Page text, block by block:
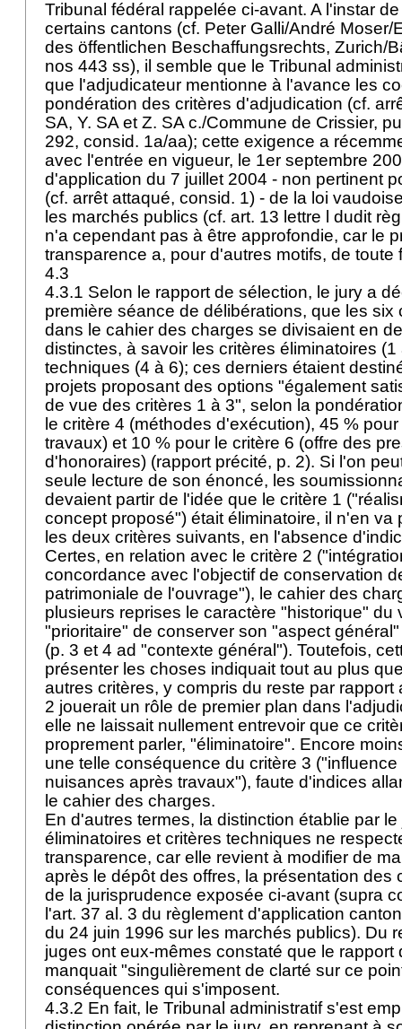
Tribunal fédéral rappelée ci-avant. A l'instar
certains cantons (cf. Peter Galli/André Moser/
des öffentlichen Beschaffungsrechts, Zurich/
nos 443 ss), il semble que le Tribunal
que l'adjudicateur mentionne à l'avance les
pondération des critères d'adjudication (cf.
SA, Y. SA et Z. SA c./Commune de Crissier,
292, consid. 1a/aa); cette exigence a
avec l'entrée en vigueur, le 1er septembre
d'application du 7 juillet 2004 - non pertinent
(cf. arrêt attaqué, consid. 1) - de la loi
les marchés publics (cf. art. 13 lettre l dudit
n'a cependant pas à être approfondie, car le
transparence a, pour d'autres motifs, de
4.3
4.3.1 Selon le rapport de sélection, le jury a
première séance de délibérations, que les six
dans le cahier des charges se divisaient en
distinctes, à savoir les critères éliminatoires
techniques (4 à 6); ces derniers étaient
projets proposant des options "également
de vue des critères 1 à 3", selon la
le critère 4 (méthodes d'exécution), 45 %
travaux) et 10 % pour le critère 6 (offre des
d'honoraires) (rapport précité, p. 2). Si l'on
seule lecture de son énoncé, les
devaient partir de l'idée que le critère 1
concept proposé") était éliminatoire, il n'en va
les deux critères suivants, en l'absence
Certes, en relation avec le critère 2
concordance avec l'objectif de conservation
patrimoniale de l'ouvrage"), le cahier des
plusieurs reprises le caractère "historique" du
"prioritaire" de conserver son "aspect
(p. 3 et 4 ad "contexte général"). Toutefois,
présenter les choses indiquait tout au plus
autres critères, y compris du reste par rapport
2 jouerait un rôle de premier plan dans
elle ne laissait nullement entrevoir que ce
proprement parler, "éliminatoire". Encore
une telle conséquence du critère 3
nuisances après travaux"), faute d'indices
le cahier des charges.
En d'autres termes, la distinction établie par
éliminatoires et critères techniques ne
transparence, car elle revient à modifier de
après le dépôt des offres, la présentation des
de la jurisprudence exposée ci-avant (supra
l'art. 37 al. 3 du règlement d'application
du 24 juin 1996 sur les marchés publics). Du
juges ont eux-mêmes constaté que le rapport
manquait "singulièrement de clarté sur ce
conséquences qui s'imposent.
4.3.2 En fait, le Tribunal administratif s'est